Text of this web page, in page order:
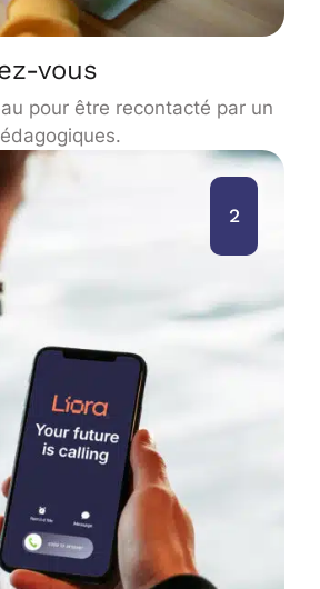
vous
pour être recontacté par un
2